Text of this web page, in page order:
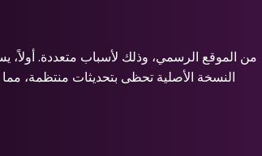
النسخة الأصلية تحظى بتحديثات